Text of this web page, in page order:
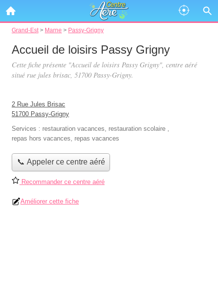
Grand-Est > Marne > Passy-Grigny
Accueil de loisirs Passy Grigny
Cette fiche présente "Accueil de loisirs Passy Grigny", centre aéré
situé rue jules brisac, 51700 Passy-Grigny.
2 Rue Jules Brisac
51700 Passy-Grigny
Services : restauration vacances, restauration scolaire ,
repas hors vacances, repas vacances
📞 Appeler ce centre aéré
Recommander ce centre aéré
Améliorer cette fiche